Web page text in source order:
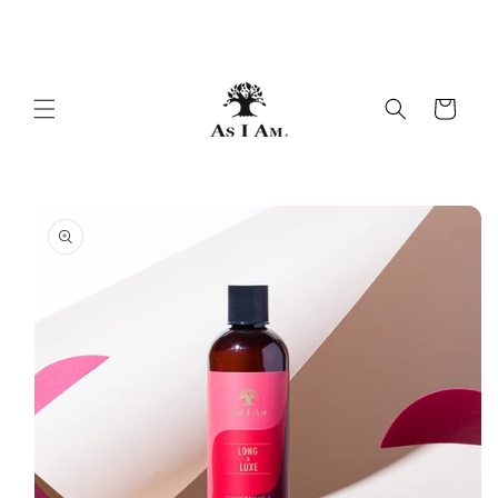
Carrito